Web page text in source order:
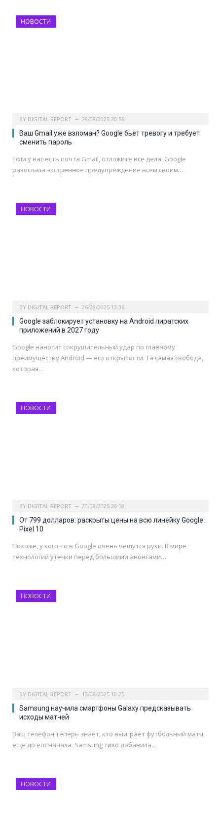
НОВОСТИ
BY DIGITAL REPORT 28/08/2025 20:56
Ваш Gmail уже взломан? Google бьет тревогу и требует
сменить пароль
Если у вас есть почта Gmail, отложите все дела. Google
разослала экстренное предупреждение всем своим…
НОВОСТИ
BY DIGITAL REPORT 26/08/2025 13:36
Google заблокирует установку на Android пиратских
приложений в 2027 году
Google наносит сокрушительный удар по главному
преимуществу Android — его открытости. Та самая свобода,
которая…
НОВОСТИ
BY DIGITAL REPORT 20/08/2025 20:18
От 799 долларов: раскрыты цены на всю линейку Google
Pixel 10
Похоже, у кого-то в Google очень чешутся руки. В мире
технологий утечки перед большими анонсами…
НОВОСТИ
BY DIGITAL REPORT 13/08/2025 10:25
Samsung научила смартфоны Galaxy предсказывать
исходы матчей
Ваш телефон теперь знает, кто выиграет футбольный матч
еще до его начала. Samsung тихо добавила…
НОВОСТИ